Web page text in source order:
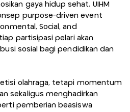
gaya hidup sehat, UIHM
purpose-driven event
Social, and
partisipasi pelari akan
sosial bagi pendidikan dan
olahraga, tetapi momentum
sekaligus menghadirkan
pemberian beasiswa